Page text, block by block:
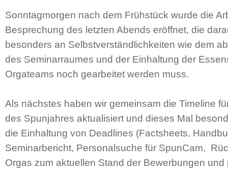
Sonntagmorgen nach dem Frühstück wurde die
Besprechung des letzten Abends eröffnet, die
besonders an Selbstverständlichkeiten wie dem
des Seminarraumes und der Einhaltung der
Orgateams noch gearbeitet werden muss.
Als nächstes haben wir gemeinsam die Timeline
des Spunjahres aktualisiert und dieses Mal
die Einhaltung von Deadlines (Factsheets,
Seminarbericht, Personalsuche für SpunCam,
Orgas zum aktuellen Stand der Bewerbungen und